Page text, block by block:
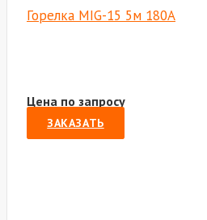
Горелка MIG-15 5м 180A
Цена по запросу
ЗАКАЗАТЬ